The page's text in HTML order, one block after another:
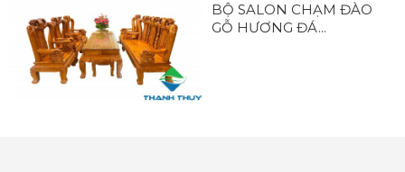
BỘ SALON CHẠM ĐÀO
GỖ HƯƠNG ĐÁ...